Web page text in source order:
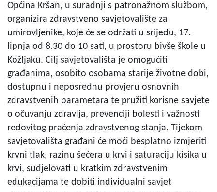
Općina Kršan, u suradnji s patronažnom službom,
organizira zdravstveno savjetovalište za
umirovljenike, koje će se održati u srijedu, 17.
lipnja od 8.30 do 10 sati, u prostoru bivše škole u
Kožljaku. Cilj savjetovališta je omogućiti
građanima, osobito osobama starije životne dobi,
dostupnu i neposrednu provjeru osnovnih
zdravstvenih parametara te pružiti korisne savjete
o očuvanju zdravlja, prevenciji bolesti i važnosti
redovitog praćenja zdravstvenog stanja. Tijekom
savjetovališta građani će moći besplatno izmjeriti
krvni tlak, razinu šećera u krvi i saturaciju kisika u
krvi, sudjelovati u kratkim zdravstvenim
edukacijama te dobiti individualni savjet